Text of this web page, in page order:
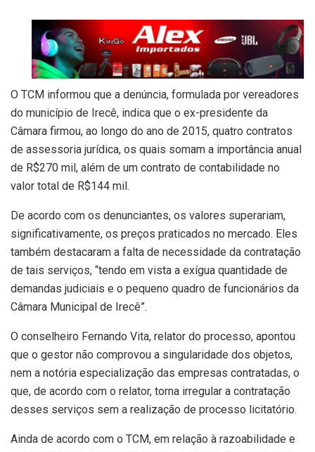
O TCM informou que a denúncia, formulada por vereadores
do município de Irecê, indica que o ex-presidente da
Câmara firmou, ao longo do ano de 2015, quatro contratos
de assessoria jurídica, os quais somam a importância anual
de R$270 mil, além de um contrato de contabilidade no
valor total de R$144 mil.
De acordo com os denunciantes, os valores superariam,
significativamente, os preços praticados no mercado. Eles
também destacaram a falta de necessidade da contratação
de tais serviços, “tendo em vista a exígua quantidade de
demandas judiciais e o pequeno quadro de funcionários da
Câmara Municipal de Irecê”.
O conselheiro Fernando Vita, relator do processo, apontou
que o gestor não comprovou a singularidade dos objetos,
nem a notória especialização das empresas contratadas, o
que, de acordo com o relator, torna irregular a contratação
desses serviços sem a realização de processo licitatório.
Ainda de acordo com o TCM, em relação à razoabilidade e